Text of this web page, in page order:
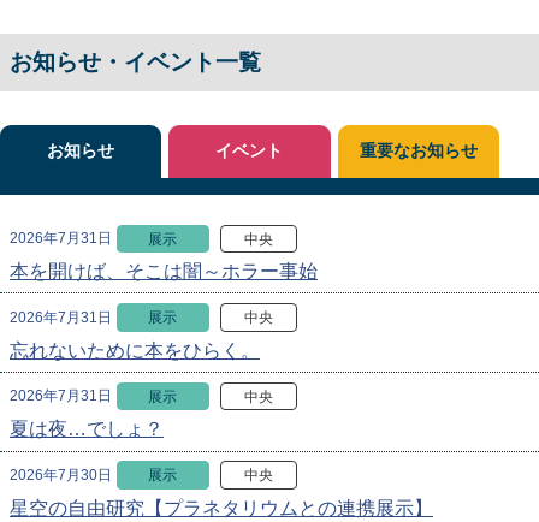
お知らせ・イベント一覧
お知らせ
2026年7月31日 展示 中央
本を開けば、そこは闇～ホラー事始
2026年7月31日 展示 中央
忘れないために本をひらく。
2026年7月31日 展示 中央
夏は夜…でしょ？
2026年7月30日 展示 中央
星空の自由研究【プラネタリウムとの連携展示】
イベント 重要なお知らせ